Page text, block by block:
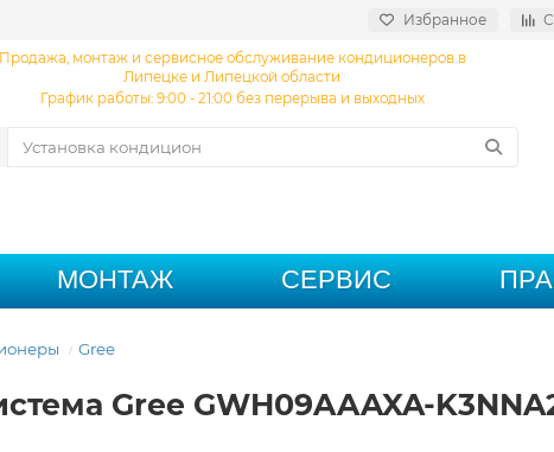
Избранное
Продажа, монтаж и сервисное обслуживание кондиционеров в
Липецке и Липецкой области
График работы: 9:00 - 21:00 без перерыва и выходных
МОНТАЖ СЕРВИС
Gree
Gree GWH09AAAXA-